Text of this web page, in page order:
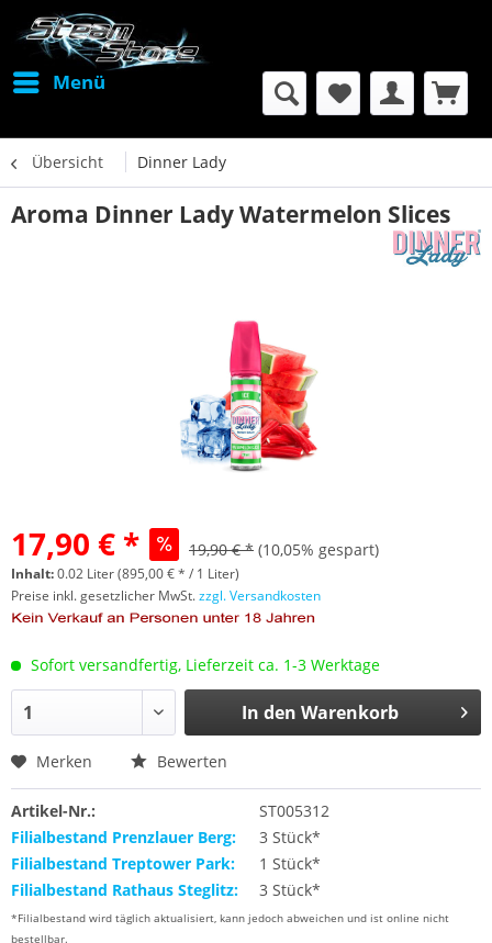
Menü
Übersicht Dinner Lady
Aroma Dinner Lady Watermelon Slices
17,90 € * 19,90 € * (10,05% gespart)
Inhalt:0.02 Liter (895,00 € * / 1 Liter)
Preise inkl. gesetzlicher MwSt.zzgl. Versandkosten
Sofort versandfertig, Lieferzeit ca. 1-3 Werktage
In den Warenkorb
Merken Bewerten
Artikel-Nr.:
ST005312
Filialbestand Prenzlauer Berg:
3 Stück*
Filialbestand Treptower Park:
1 Stück*
Filialbestand Rathaus Steglitz:
3 Stück*
*Filialbestand wird täglich aktualisiert, kann jedoch abweichen und ist online nicht
bestellbar.